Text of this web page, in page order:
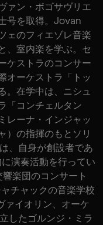
ァン・ボゴサヴリエ
号を取得。Jovan
ェのフィエゾレ音楽
、室内楽を学ぶ。セ
ケストラのコンサー
オーケストラ「トッ
。在学中は、ニシュ
「コンチェルタン
レーナ・インジャッ
）の指揮のもとソリ
、自身が創設者であ
演奏活動を行ってい
楽団のコンサート
チャックの音楽学校
イオリン、オーケ
したゴルンジ・ミラ